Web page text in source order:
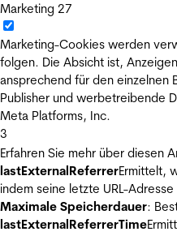
Marketing 27
Marketing-Cookies werden
folgen. Die Absicht ist,
ansprechend für den einzelnen
Publisher und werbetreibende
Meta Platforms, Inc.
3
Erfahren Sie mehr über diesen
lastExternalReferrerErmittelt,
indem seine letzte URL-
Maximale Speicherdauer:
lastExternalReferrerTime